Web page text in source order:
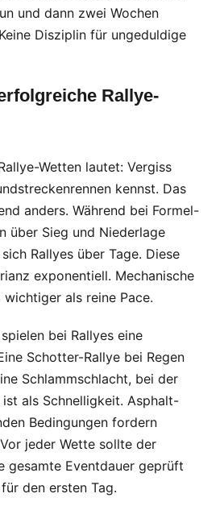
und dann zwei Wochen
Disziplin für ungeduldige
Rallye-
Wetten lautet: Vergiss
kennst. Das
anders. Während bei Formel-
über Sieg und Niederlage
Rallyes über Tage. Diese
exponentiell. Mechanische
als reine Pace.
bei Rallyes eine
Schotter-Rallye bei Regen
Schlammschlacht, bei der
als Schnelligkeit. Asphalt-
Bedingungen fordern
jeder Wette sollte der
gesamte Eventdauer geprüft
den ersten Tag.